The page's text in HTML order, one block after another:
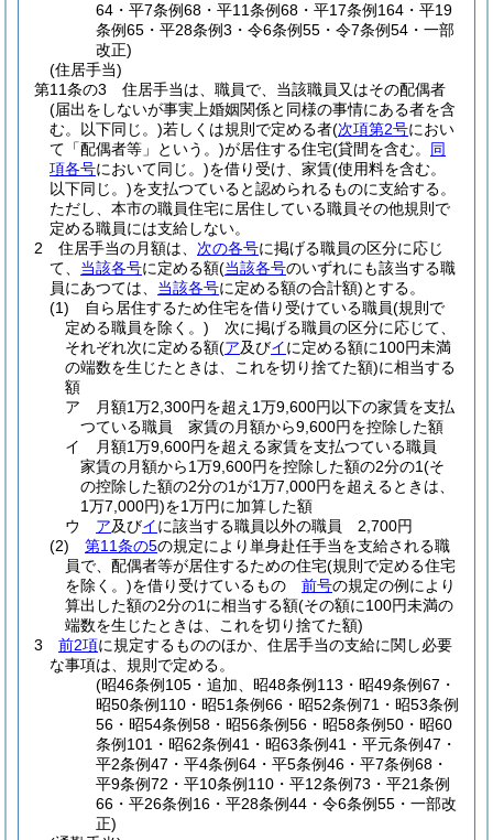
64・平7条例68・平11条例68・平17条例164・平19
条例65・平28条例3・令6条例55・令7条例54・一部
改正)
(住居手当)
第11条の3
住居手当は、職員で、当該職員又はその配偶者
(届出をしないが事実上婚姻関係と同様の事情にある者を含
む。以下同じ。)若しくは規則で定める者(次項第2号におい
て「配偶者等」という。)が居住する住宅(貸間を含む。 同
項各号において同じ。)を借り受け、家賃(使用料を含む。
以下同じ。)を支払つていると認められるものに支給する。
ただし、本市の職員住宅に居住している職員その他規則で
定める職員には支給しない。
2
住居手当の月額は、 次の各号に掲げる職員の区分に応じ
て、 当該各号に定める額(当該各号のいずれにも該当する職
員にあつては、 当該各号に定める額の合計額)とする。
(1)
自ら居住するため住宅を借り受けている職員(規則で
定める職員を除く。) 次に掲げる職員の区分に応じて、
それぞれ次に定める額(ア及びイに定める額に100円未満
の端数を生じたときは、これを切り捨てた額)に相当する
額
ア
月額1万2,300円を超え1万9,600円以下の家賃を支払
つている職員 家賃の月額から9,600円を控除した額
イ
月額1万9,600円を超える家賃を支払つている職員
家賃の月額から1万9,600円を控除した額の2分の1(そ
の控除した額の2分の1が1万7,000円を超えるときは、
1万7,000円)を1万円に加算した額
ウ
ア及びイに該当する職員以外の職員 2,700円
(2)
第11条の5の規定により単身赴任手当を支給される職
員で、配偶者等が居住するための住宅(規則で定める住宅
を除く。)を借り受けているもの 前号の規定の例により
算出した額の2分の1に相当する額(その額に100円未満の
端数を生じたときは、これを切り捨てた額)
3
前2項に規定するもののほか、住居手当の支給に関し必要
な事項は、規則で定める。
(昭46条例105・追加、昭48条例113・昭49条例67・
昭50条例110・昭51条例66・昭52条例71・昭53条例
56・昭54条例58・昭56条例56・昭58条例50・昭60
条例101・昭62条例41・昭63条例41・平元条例47・
平2条例47・平4条例64・平5条例46・平7条例68・
平9条例72・平10条例110・平12条例73・平21条例
66・平26条例16・平28条例44・令6条例55・一部改
正)